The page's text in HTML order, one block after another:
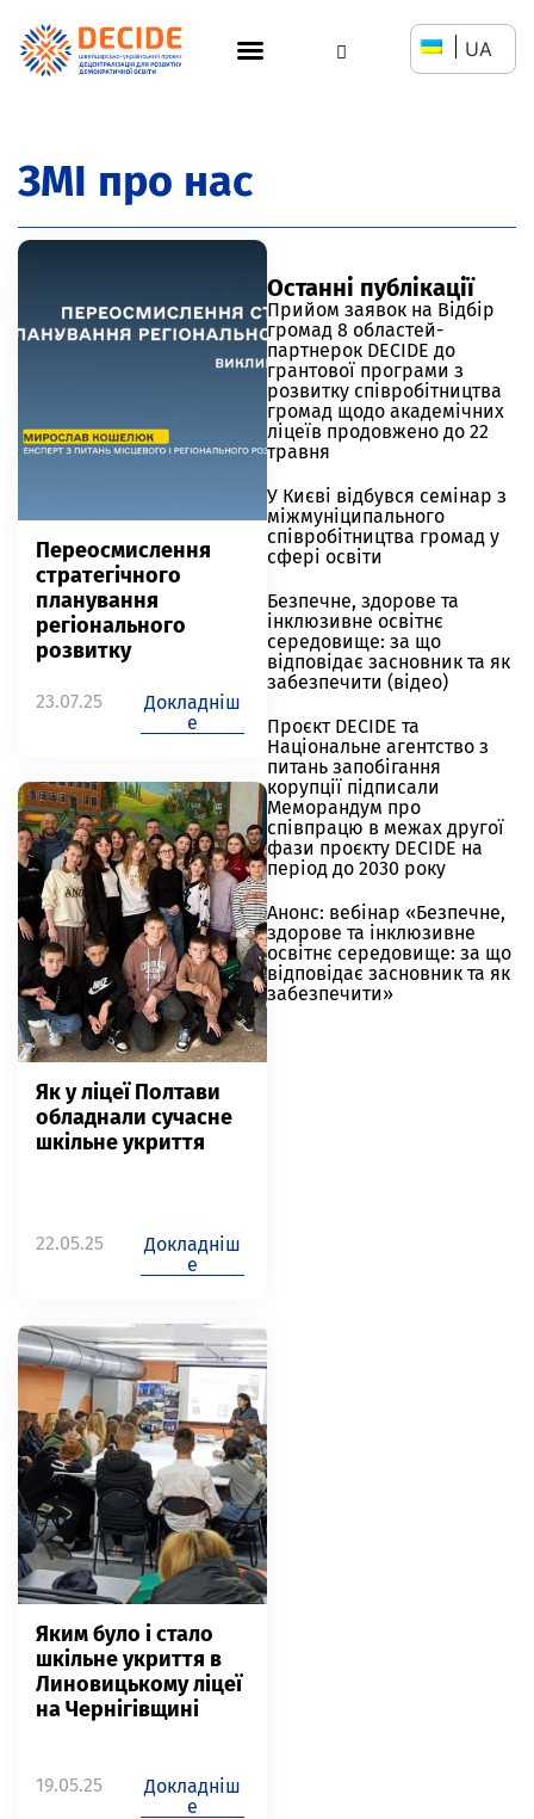
UA
ЗМІ про нас
Переосмислення
стратегічного
планування
регіонального
розвитку
23.07.25
Докладніш
е
Як у ліцеї Полтави
обладнали сучасне
шкільне укриття
22.05.25
Докладніш
е
Яким було і стало
шкільне укриття в
Линовицькому ліцеї
на Чернігівщині
19.05.25
Докладніш
е
Останні публікації
Прийом заявок на Відбір
громад 8 областей-
партнерок DECIDE до
грантової програми з
розвитку співробітництва
громад щодо академічних
ліцеїв продовжено до 22
травня
У Києві відбувся семінар з
міжмуніципального
співробітництва громад у
сфері освіти
Безпечне, здорове та
інклюзивне освітнє
середовище: за що
відповідає засновник та як
забезпечити (відео)
Проєкт DECIDE та
Національне агентство з
питань запобігання
корупції підписали
Меморандум про
співпрацю в межах другої
фази проєкту DECIDE на
період до 2030 року
Анонс: вебінар «Безпечне,
здорове та інклюзивне
освітнє середовище: за що
відповідає засновник та як
забезпечити»